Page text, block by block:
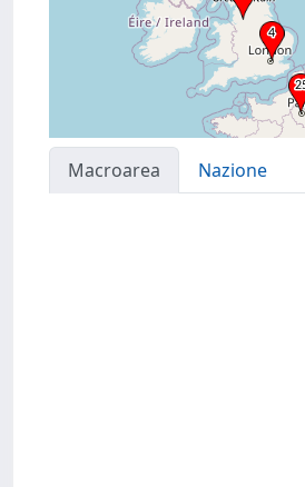
Macroarea Nazione